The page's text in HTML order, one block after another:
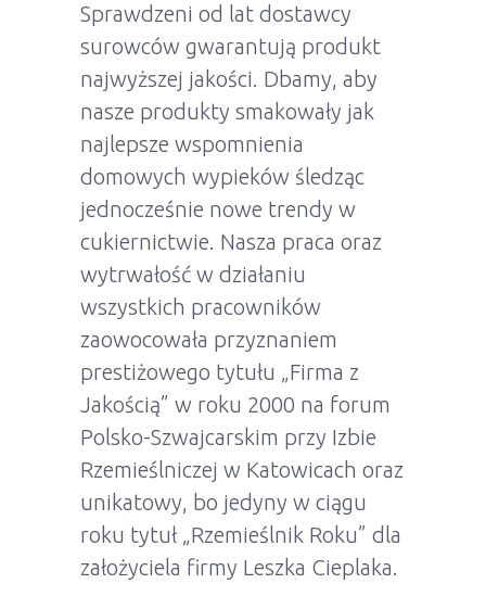
Sprawdzeni od lat dostawcy
surowców gwarantują produkt
najwyższej jakości. Dbamy, aby
nasze produkty smakowały jak
najlepsze wspomnienia
domowych wypieków śledząc
jednocześnie nowe trendy w
cukiernictwie. Nasza praca oraz
wytrwałość w działaniu
wszystkich pracowników
zaowocowała przyznaniem
prestiżowego tytułu „Firma z
Jakością” w roku 2000 na forum
Polsko-Szwajcarskim przy Izbie
Rzemieślniczej w Katowicach oraz
unikatowy, bo jedyny w ciągu
roku tytuł „Rzemieślnik Roku” dla
założyciela firmy Leszka Cieplaka.